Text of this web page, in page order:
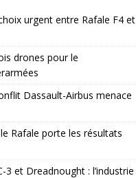
urgent entre Rafale F4 et
drones pour le
Dassault-Airbus menace
Rafale porte les résultats
3 et Dreadnought : l’industrie